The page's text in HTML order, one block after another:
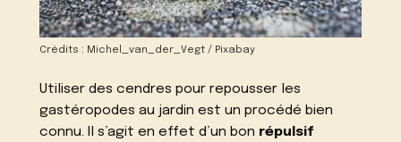
Crédits : Michel_van_der_Vegt / Pixabay
Utiliser des cendres pour repousser les
gastéropodes au jardin est un procédé bien
connu. Il s’agit en effet d’un bon répulsif